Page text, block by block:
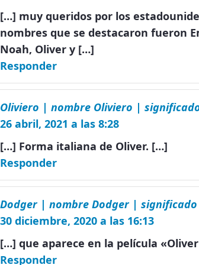
[…] muy queridos por los
nombres que se destacaron fueron
Noah, Oliver y […]
Responder
Oliviero | nombre Oliviero |
26 abril, 2021 a las 8:28
[…] Forma italiana de Oliver. […]
Responder
Dodger | nombre Dodger | significado
30 diciembre, 2020 a las 16:13
[…] que aparece en la película
Responder